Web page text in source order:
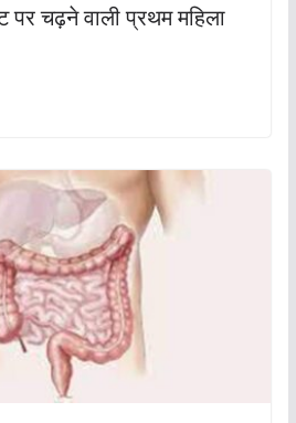
पर चढ़ने वाली प्रथम महिला